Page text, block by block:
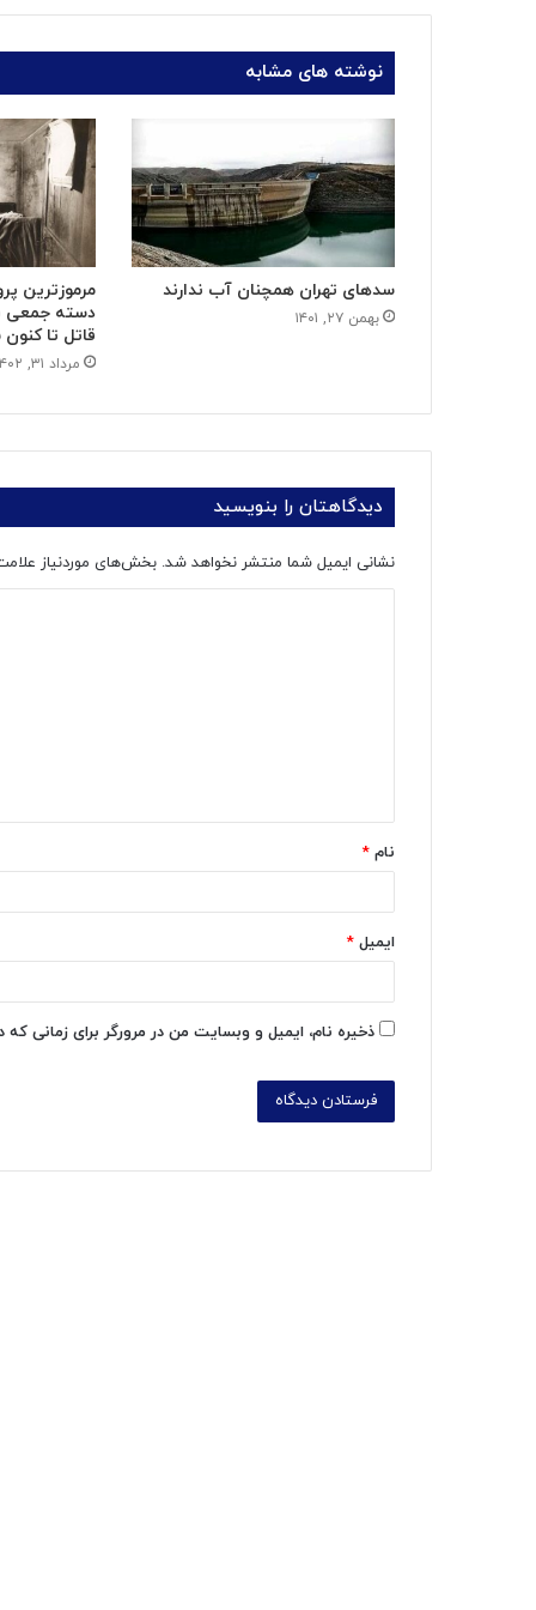
نوشته های مشابه
سدهای تهران همچنان آب ندارند
بهمن ۲۷, ۱۴۰۱
مرموزترین
دسته جمعی
قاتل تا
مرداد ۳۱, ۱۴۰۲
دیدگاهتان را بنویسید
نشانی ایمیل شما منتشر نخواهد شد. بخش‌های موردنیاز
*
نام *
ایمیل *
ذخیره نام، ایمیل و وبسایت من در مرورگر برای زمانی